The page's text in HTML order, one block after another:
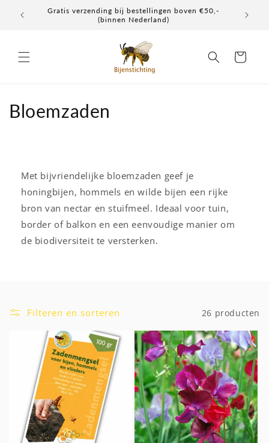
naar deGratis verzending bij bestellingen boven €50,-
(binnen Nederland)
Elke
Winkelwagen
C
:
Bloemzaden
Met bijvriendelijke bloemzaden geef je
honingbijen, hommels en wilde bijen een rijke
bron van nectar en stuifmeel. Ideaal voor tuin,
border of balkon en een eenvoudige manier om
de biodiversiteit te versterken.
Filteren en sorteren 26 producten